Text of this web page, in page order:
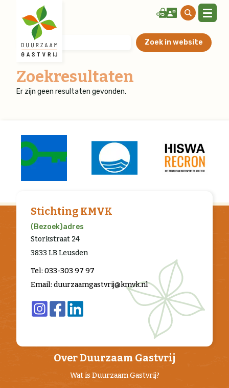
Zoekresultaten
Er zijn geen resultaten gevonden.
Over Duurzaam Gastvrij
Wat is Duurzaam Gastvrij?
Stichting KMVK
(Bezoek)adres
Storkstraat 24
3833 LB Leusden
Tel: 033-303 97 97
Email: duurzaamgastvrij@kmvk.nl